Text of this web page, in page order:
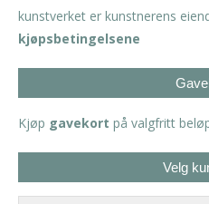
kunstverket er kunstnerens
kjøpsbetingelsene
Kjøp gavekort på valgfritt
Velg